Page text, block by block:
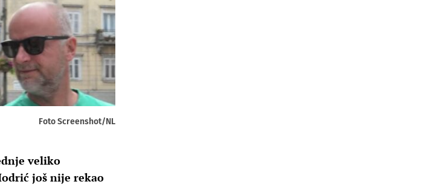
Foto Screenshot/NL
veliko
još nije rekao